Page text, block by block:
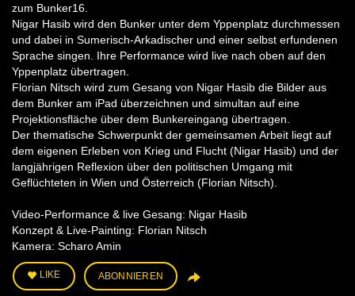
zum Bunker16.
Nigar Hasib wird den Bunker unter dem Yppenplatz durchmessen
und dabei in Sumerisch-Arkadischer und einer selbst erfundenen
Sprache singen. Ihre Performance wird live nach oben auf den
Yppenplatz übertragen.
Florian Nitsch wird zum Gesang von Nigar Hasib die Bilder aus
dem Bunker am iPad überzeichnen und simultan auf eine
Projektions­fläche über dem Bunkereingang übertragen.
Der thematische Schwerpunkt der gemeinsamen Arbeit liegt auf
dem eigenen Erleben von Krieg und Flucht (Nigar Hasib) und der
langjährigen Reflexion über den politischen Umgang mit
Geflüchteten in Wien und Österreich (Florian Nitsch).
Video-Performance & live Gesang: Nigar Hasib
Konzept & Live-Painting: Florian Nitsch
Kamera: Scharo Amin
LIKE ABONNIEREN